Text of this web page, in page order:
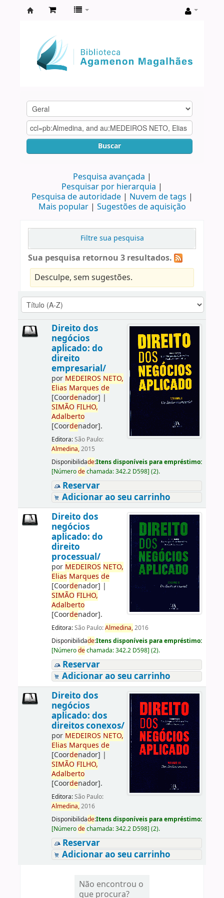
Agamenon
Magalhães
Buscar
Pesquisa avançada
Pesquisar por hierarquia
Pesquisa de autoridade
Nuvem de tags
Mais popular
Sugestões de aquisição
Filtre sua pesquisa
Sua pesquisa retornou 3 resultados.
Desculpe, sem sugestões.
Direito dos
negócios
aplicado: do
direito
empresarial/
por MEDEIROS NETO,
Elias Marques de
[Coordenador] |
SIMÃO FILHO,
Adalberto
[Coordenador].
Editora:São Paulo:
Almedina,2015
Disponibilidade:Itens disponíveis para empréstimo:
[Númerodechamada:342.2 D598] (2).
Reservar
Adicionar ao seu carrinho
Direito dos
negócios
aplicado: do
direito
processual/
por MEDEIROS NETO,
Elias Marques de
[Coordenador] |
SIMÃO FILHO,
Adalberto
[Coordenador].
Editora:São Paulo:Almedina,2016
Disponibilidade:Itens disponíveis para empréstimo:
[Númerodechamada:342.2 D598] (2).
Reservar
Adicionar ao seu carrinho
Direito dos
negócios
aplicado: dos
direitos conexos/
por MEDEIROS NETO,
Elias Marques de
[Coordenador] |
SIMÃO FILHO,
Adalberto
[Coordenador].
Editora:São Paulo:
Almedina,2016
Disponibilidade:Itens disponíveis para empréstimo:
[Númerodechamada:342.2 D598] (2).
Reservar
Adicionar ao seu carrinho
Não encontrou o
que procura?